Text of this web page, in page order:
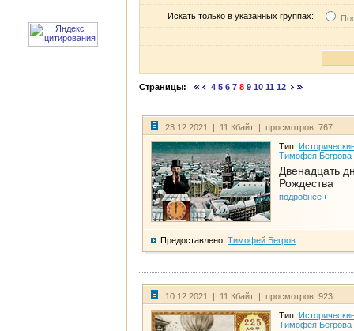
Искать только в указанных группах:
Страницы: 4 5 6 7 8 9 10 11 12
23.12.2021 | 11 Кбайт | просмотров: 767
Тип:
Тимофея Бегрова
Двенадцать
Рождества
подробнее
Предоставлено: Тимофей Бегров
10.12.2021 | 11 Кбайт | просмотров: 923
Тип:
Тимофея Бегрова